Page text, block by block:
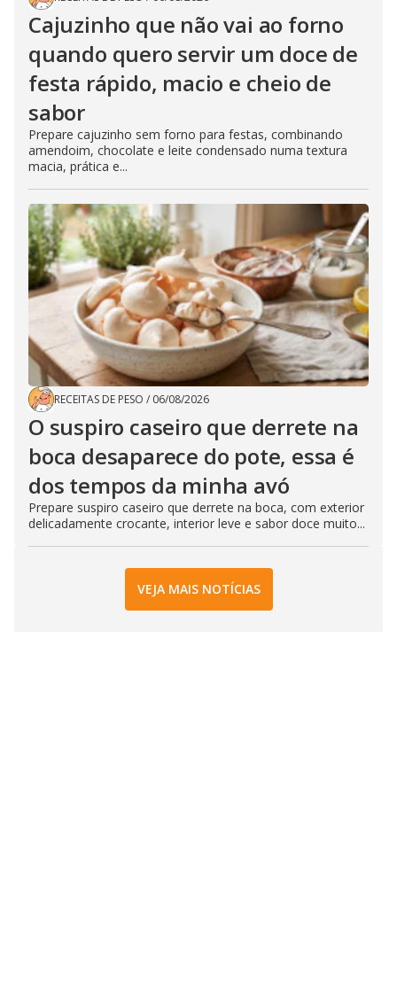
Cajuzinho que não vai ao forno
quando quero servir um doce de
festa rápido, macio e cheio de
sabor
Prepare cajuzinho sem forno para festas, combinando
amendoim, chocolate e leite condensado numa textura
macia, prática e...
RECEITAS DE PESO / 06/08/2026
O suspiro caseiro que derrete na
boca desaparece do pote, essa é
dos tempos da minha avó
Prepare suspiro caseiro que derrete na boca, com exterior
delicadamente crocante, interior leve e sabor doce muito...
VEJA MAIS NOTÍCIAS